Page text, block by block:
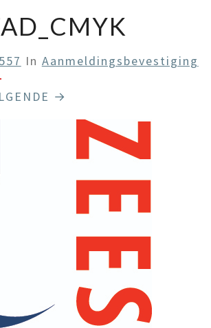
In Aanmeldingsbevestiging
→